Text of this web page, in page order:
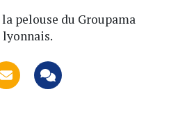
pelouse du Groupama